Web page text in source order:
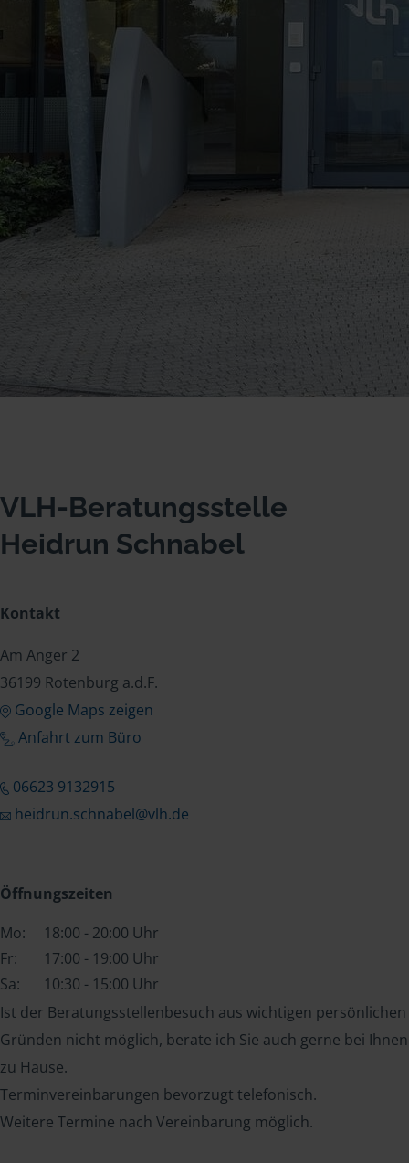
VLH-Beratungsstelle
Heidrun Schnabel
Kontakt
Am Anger 2
36199 Rotenburg a.d.F.
Google Maps zeigen
Anfahrt zum Büro
06623 9132915
heidrun.schnabel@vlh.de
Öffnungszeiten
Mo:
18:00 - 20:00 Uhr
Fr:
17:00 - 19:00 Uhr
Sa:
10:30 - 15:00 Uhr
Ist der Beratungsstellenbesuch aus wichtigen persönlichen
Gründen nicht möglich, berate ich Sie auch gerne bei Ihnen
zu Hause.
Terminvereinbarungen bevorzugt telefonisch.
Weitere Termine nach Vereinbarung möglich.